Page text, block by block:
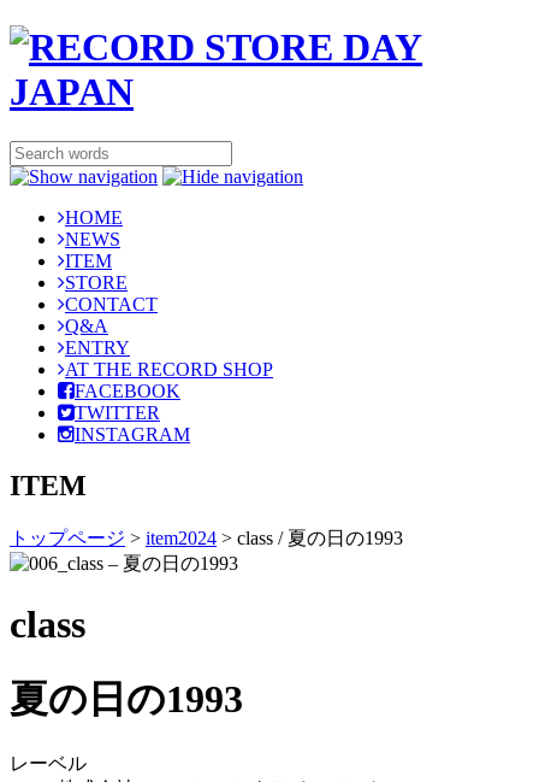
HOME
NEWS
ITEM
STORE
CONTACT
Q&A
ENTRY
AT THE RECORD SHOP
FACEBOOK
TWITTER
INSTAGRAM
ITEM
トップページ > item2024 > class / 夏の日の1993
class
夏の日の1993
レーベル